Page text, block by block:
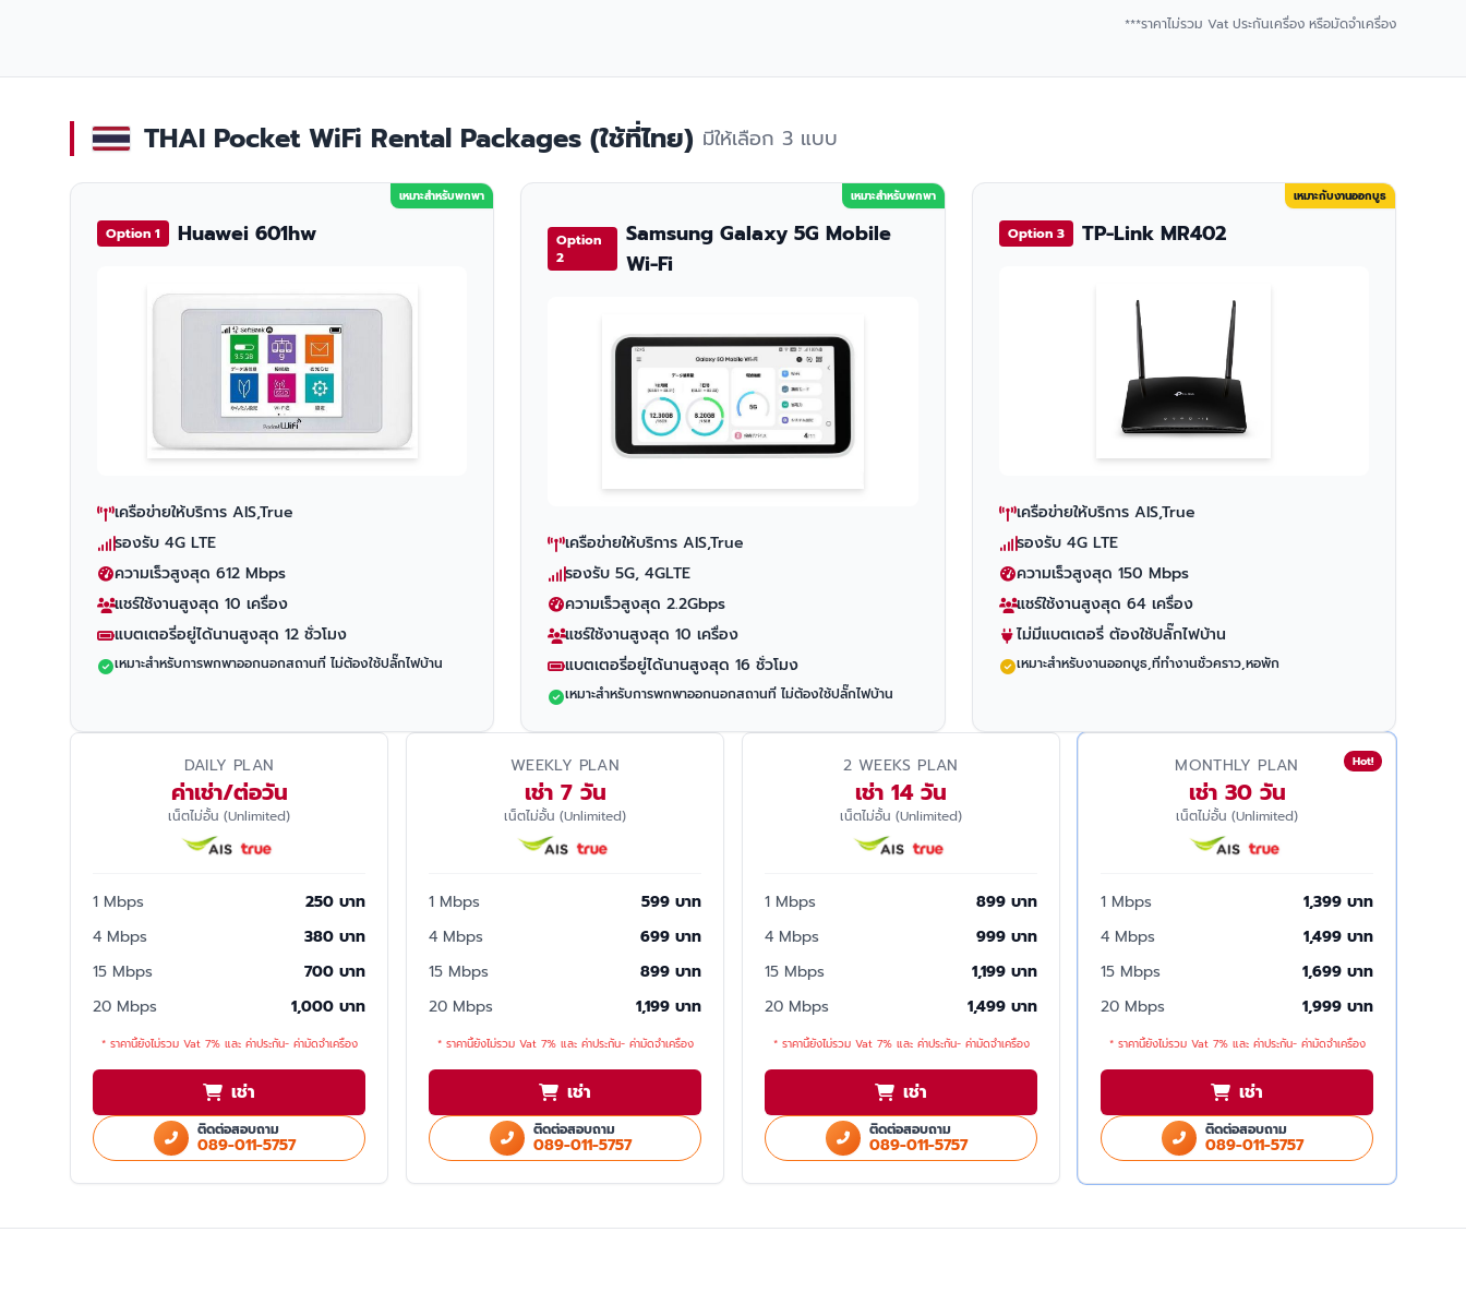
***ราคาไม่รวม Vat ประกันเครื่อง หรือมัดจำเครื่อง
THAI Pocket WiFi Rental Packages (ใช้ที่ไทย) มีให้เลือก 3 แบบ
เหมาะสำหรับพกพา
Option 1 Huawei 601hw
เครือข่ายให้บริการ AIS,True
รองรับ 4G LTE
ความเร็วสูงสุด 612 Mbps
แชร์ใช้งานสูงสุด 10 เครื่อง
แบตเตอรี่อยู่ได้นานสูงสุด 12 ชั่วโมง
เหมาะสำหรับการพกพาออกนอกสถานที่ ไม่ต้องใช้ปลั๊กไฟบ้าน
เหมาะสำหรับพกพา
Option
2
Samsung Galaxy 5G Mobile
Wi-Fi
เครือข่ายให้บริการ AIS,True
รองรับ 5G, 4GLTE
ความเร็วสูงสุด 2.2Gbps
แชร์ใช้งานสูงสุด 10 เครื่อง
แบตเตอรี่อยู่ได้นานสูงสุด 16 ชั่วโมง
เหมาะสำหรับการพกพาออกนอกสถานที่ ไม่ต้องใช้ปลั๊กไฟบ้าน
เหมาะกับงานออกบูธ
Option 3 TP-Link MR402
เครือข่ายให้บริการ AIS,True
รองรับ 4G LTE
ความเร็วสูงสุด 150 Mbps
แชร์ใช้งานสูงสุด 64 เครื่อง
ไม่มีแบตเตอรี่ ต้องใช้ปลั๊กไฟบ้าน
เหมาะสำหรับงานออกบูธ,ที่ทำงานชั่วคราว,หอพัก
DAILY PLAN
ค่าเช่า/ต่อวัน
เน็ตไม่อั้น (Unlimited)
1 Mbps
250 บาท
4 Mbps
380 บาท
15 Mbps
700 บาท
20 Mbps
1,000 บาท
* ราคานี้ยังไม่รวม Vat 7% และ ค่าประกัน- ค่ามัดจำเครื่อง
เช่า
ติดต่อสอบถาม
089-011-5757
WEEKLY PLAN
เช่า 7 วัน
เน็ตไม่อั้น (Unlimited)
1 Mbps
599 บาท
4 Mbps
699 บาท
15 Mbps
899 บาท
20 Mbps
1,199 บาท
* ราคานี้ยังไม่รวม Vat 7% และ ค่าประกัน- ค่ามัดจำเครื่อง
เช่า
ติดต่อสอบถาม
089-011-5757
2 WEEKS PLAN
เช่า 14 วัน
เน็ตไม่อั้น (Unlimited)
1 Mbps
899 บาท
4 Mbps
999 บาท
15 Mbps
1,199 บาท
20 Mbps
1,499 บาท
* ราคานี้ยังไม่รวม Vat 7% และ ค่าประกัน- ค่ามัดจำเครื่อง
เช่า
ติดต่อสอบถาม
089-011-5757
Hot!
MONTHLY PLAN
เช่า 30 วัน
เน็ตไม่อั้น (Unlimited)
1 Mbps
1,399 บาท
4 Mbps
1,499 บาท
15 Mbps
1,699 บาท
20 Mbps
1,999 บาท
* ราคานี้ยังไม่รวม Vat 7% และ ค่าประกัน- ค่ามัดจำเครื่อง
เช่า
ติดต่อสอบถาม
089-011-5757